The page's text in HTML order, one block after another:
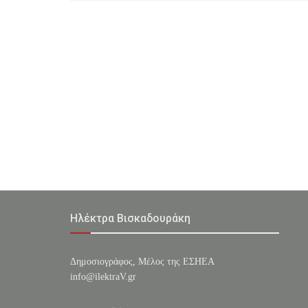
Ηλέκτρα Βισκαδουράκη
Δημοσιογράφος, Μέλος της ΕΣHΕΑ
info@ilektraV.gr